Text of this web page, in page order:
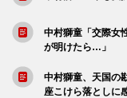
中村獅童「交際女
が明けたら…」
中村獅童、天国の
座こけら落としに